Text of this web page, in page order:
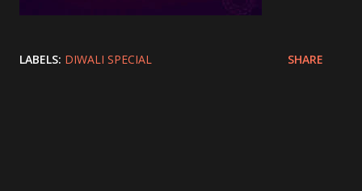
LABELS: DIWALI SPECIAL SHARE